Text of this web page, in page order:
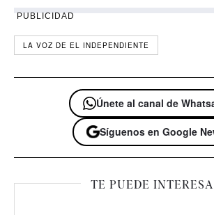
PUBLICIDAD
LA VOZ DE EL INDEPENDIENTE
Únete al canal de
Síguenos en Google
TE PUEDE